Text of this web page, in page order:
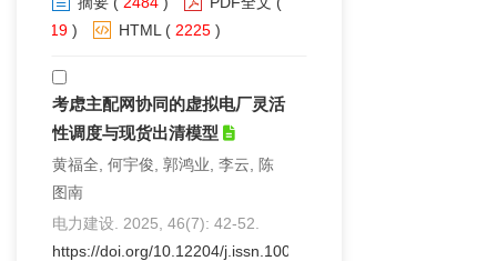
119 ) HTML ( 2225 )
考虑主配网协同的虚拟电厂灵活
性调度与现货出清模型
黄福全, 何宇俊, 郭鸿业, 李云, 陈
图南
电力建设. 2025, 46(7): 42-52.
https://doi.org/10.12204/j.issn.1000-